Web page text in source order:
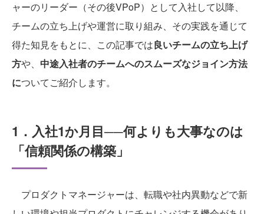
ャーのリーダー（その後VPoP）として入社して以降、
チームの立ち上げや運営に取り組み、その実践を通じて
得た知見をもとに、この記事では良いチームの立ち上げ
方や、 中途入社者のチームへのスムーズなジョイン方法
についてご紹介します。
1．入社1か月目──何よりも大事なのは
「信頼関係の構築」
プロダクトマネージャーは、転職や社内異動などで新